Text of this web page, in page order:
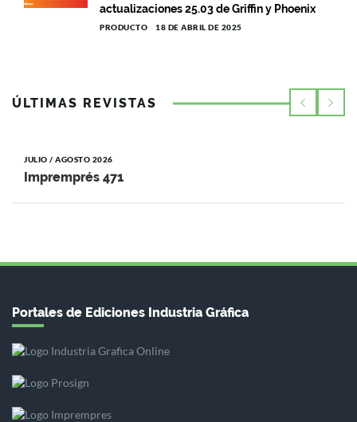
actualizaciones 25.03 de Griffin y Phoenix
PRODUCTO 18 DE ABRIL DE 2025
ÚLTIMAS REVISTAS
JULIO / AGOSTO 2026
Impremprés 471
Portales de Ediciones Industria Gráfica